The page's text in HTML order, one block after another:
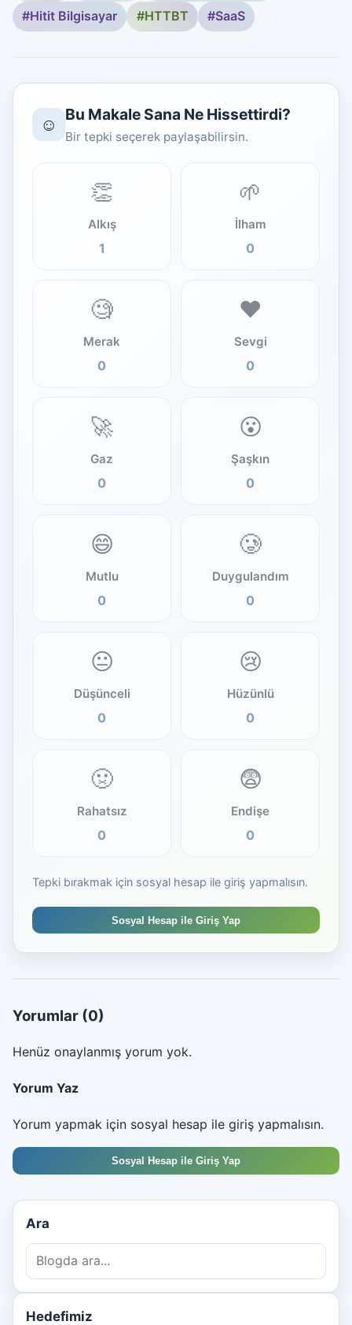
#Hitit Bilgisayar
#HTTBT #SaaS
☺️ Bu Makale Sana Ne Hissettirdi?
Bir tepki seçerek paylaşabilirsin.
👏
Alkış
1
🌱
İlham
0
🧐
Merak
0
❤️
Sevgi
0
🚀
Gaz
0
😮
Şaşkın
0
😄
Mutlu
0
🥲
Duygulandım
0
😐
Düşünceli
0
😢
Hüzünlü
0
🤢
Rahatsız
0
😨
Endişe
0
Tepki bırakmak için sosyal hesap ile giriş yapmalısın.
Sosyal Hesap ile Giriş Yap
Yorumlar (0)
Henüz onaylanmış yorum yok.
Yorum Yaz
Yorum yapmak için sosyal hesap ile giriş yapmalısın.
Sosyal Hesap ile Giriş Yap
Ara
Hedefimiz